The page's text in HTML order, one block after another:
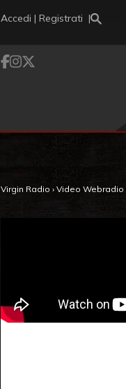
Accedi | Registrati
Virgin Radio › Video Webradio